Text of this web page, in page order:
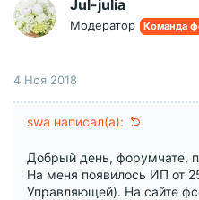
Jul-julia
Модератор Команда
4 Ноя 2018
swa написал(а):
Добрый день, форумчате,
На меня появилось ИП от
Управляющей). На сайте